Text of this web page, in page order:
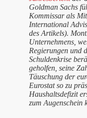
Goldman Sachs
Kommissar als
International
des Artikels).
Unternehmens,
Regierungen und
Schuldenkrise
geholfen, seine
Täuschung der
Eurostat so zu
Haushaltsdefizit
zum Augenschein